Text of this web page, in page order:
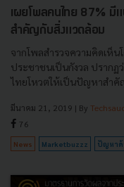
เผยโพลคนไทย 87% มี
สำคัญกับสิ่งแวดล้อม
จากโพลสำรวจความคิดเห็น
ประชาชนเป็นกังวล ปราก
ไทยโหวตให้เป็นปัญหาสำคั
มีนาคม 21, 2019 | By
76
News Marketbuzzz ปัญหาด้